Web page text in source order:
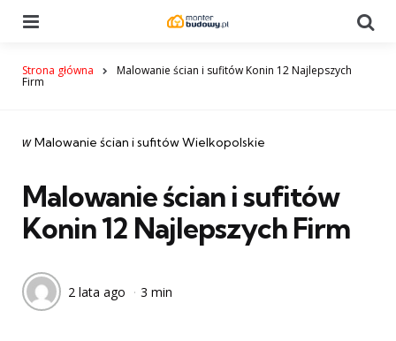
Strona główna Malowanie ścian i sufitów Konin 12 Najlepszych
Firm
Categories
post
w Malowanie ścian i sufitów Wielkopolskie
Malowanie ścian i sufitów
Konin 12 Najlepszych Firm
2 lata ago 3 min